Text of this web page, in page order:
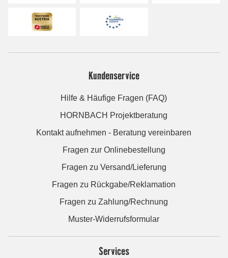
Kundenservice
Hilfe & Häufige Fragen (FAQ)
HORNBACH Projektberatung
Kontakt aufnehmen - Beratung vereinbaren
Fragen zur Onlinebestellung
Fragen zu Versand/Lieferung
Fragen zu Rückgabe/Reklamation
Fragen zu Zahlung/Rechnung
Muster-Widerrufsformular
Services